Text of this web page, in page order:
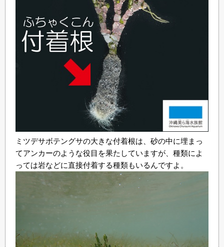
ミツデサボテングサの大きな付着根は、砂の中に埋まっ
てアンカーのような役目を果たしていますが、種類によ
っては岩などに直接付着する種類もいるんですよ。